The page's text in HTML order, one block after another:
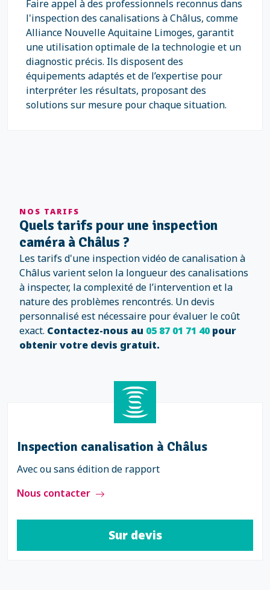
Faire appel à des professionnels reconnus dans
l'inspection des canalisations à Châlus, comme
Alliance Nouvelle Aquitaine Limoges, garantit
une utilisation optimale de la technologie et un
diagnostic précis. Ils disposent des
équipements adaptés et de l’expertise pour
interpréter les résultats, proposant des
solutions sur mesure pour chaque situation.
NOS TARIFS
Quels tarifs pour une inspection
caméra à Châlus ?
Les tarifs d'une inspection vidéo de canalisation à
Châlus varient selon la longueur des canalisations
à inspecter, la complexité de l’intervention et la
nature des problèmes rencontrés. Un devis
personnalisé est nécessaire pour évaluer le coût
exact. Contactez-nous au 05 87 01 71 40pour
obtenir votre devis gratuit.
Inspection canalisation à Châlus
Avec ou sans édition de rapport
Nous contacter
Sur devis